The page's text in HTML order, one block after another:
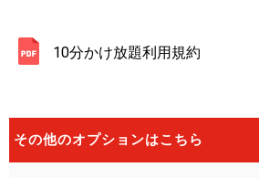
10分かけ放題利用規約
その他のオプションはこちら